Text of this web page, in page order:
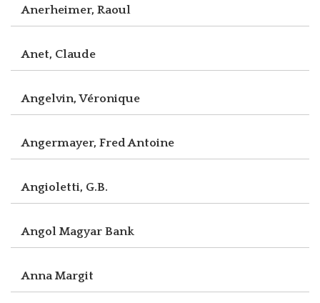
Anerheimer, Raoul
Anet, Claude
Angelvin, Véronique
Angermayer, Fred Antoine
Angioletti, G.B.
Angol Magyar Bank
Anna Margit